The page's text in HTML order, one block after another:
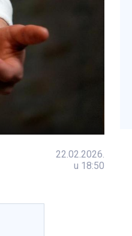
22.02.2026.
u 18:50